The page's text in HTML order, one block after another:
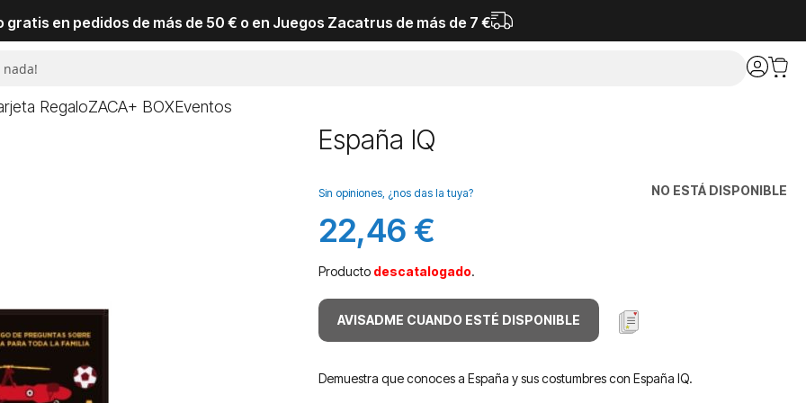
gratis en pedidos de más de 50 € o en Juegos Zacatrus de más de 7 €
RegaloZACA+ BOXEventos
España IQ
NO ESTÁ DISPONIBLE
Sin opiniones, ¿nos das la tuya?
22,46 €
Producto descatalogado.
AVISADME CUANDO ESTÉ DISPONIBLE
Demuestra que conoces a España y sus costumbres con España IQ.